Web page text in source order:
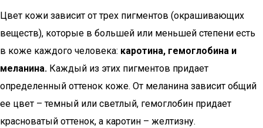
Цвет кожи зависит от трех пигментов (окрашивающих
веществ), которые в большей или меньшей степени есть
в коже каждого человека: каротина, гемоглобина и
меланина. Каждый из этих пигментов придает
определенный оттенок коже. От меланина зависит общий
ее цвет – темный или светлый, гемоглобин придает
красноватый оттенок, а каротин – желтизну.